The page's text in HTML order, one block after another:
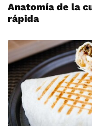
Anatomía de la
rápida